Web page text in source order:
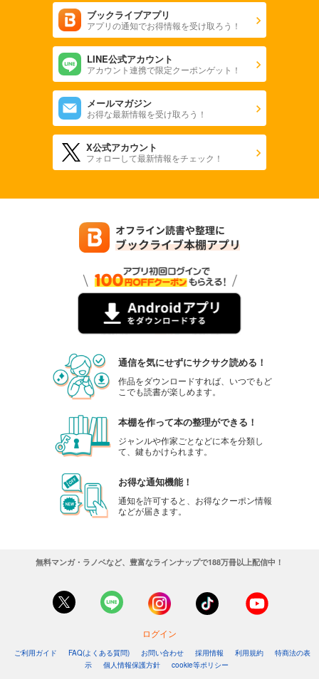
ブックライブアプリ
アプリの通知でお得情報を受け取ろう！
LINE公式アカウント
アカウント連携で限定クーポンゲット！
メールマガジン
お得な最新情報を受け取ろう！
X公式アカウント
フォローして最新情報をチェック！
通信を気にせずにサクサク読める！
作品をダウンロードすれば、いつでもど
こでも読書が楽しめます。
本棚を作って本の整理ができる！
ジャンルや作家ごとなどに本を分類し
て、鍵もかけられます。
お得な通知機能！
通知を許可すると、お得なクーポン情報
などが届きます。
無料マンガ・ラノベなど、豊富なラインナップで188万冊以上配信中！
ログイン
ご利用ガイド FAQ(よくある質問) お問い合わせ 採用情報 利用規約
特商法の表
示
個人情報保護方針 cookie等ポリシー